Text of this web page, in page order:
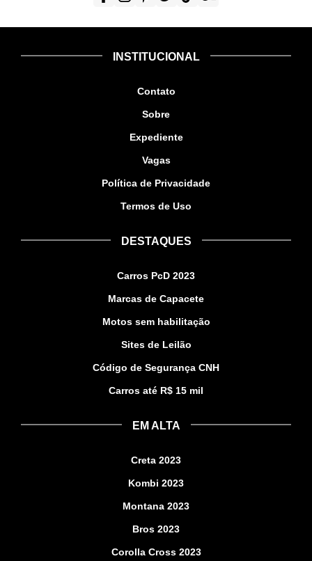
INSTITUCIONAL
Contato
Sobre
Expediente
Vagas
Política de Privacidade
Termos de Uso
DESTAQUES
Carros PcD 2023
Marcas de Capacete
Motos sem habilitação
Sites de Leilão
Código de Segurança CNH
Carros até R$ 15 mil
EM ALTA
Creta 2023
Kombi 2023
Montana 2023
Bros 2023
Corolla Cross 2023